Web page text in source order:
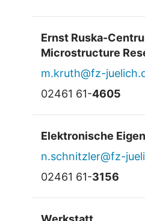
Ernst Ruska-
Microstructure
m.kruth@fz-
02461 61-4605
Elektronische
n.schnitzler@fz-
02461 61-3156